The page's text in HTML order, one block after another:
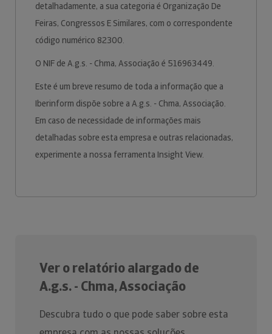
detalhadamente, a sua categoria é Organização De
Feiras, Congressos E Similares, com o correspondente
código numérico 82300.
O NIF de A.g.s. - Chma, Associação é 516963449.
Este é um breve resumo de toda a informação que a
Iberinform dispõe sobre a A.g.s. - Chma, Associação.
Em caso de necessidade de informações mais
detalhadas sobre esta empresa e outras relacionadas,
experimente a nossa ferramenta Insight View.
Ver o relatório alargado de
A.g.s. - Chma, Associação
Descubra tudo o que pode saber sobre esta